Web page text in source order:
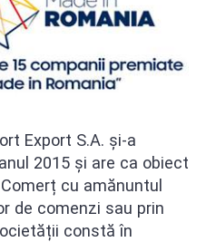
Export S.A. și-a
2015 și are ca obiect
cu amănuntul
de comenzi sau prin
constă în